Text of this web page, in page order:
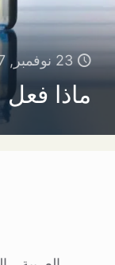
23 نوفمبر, 2007
ماذا فعل